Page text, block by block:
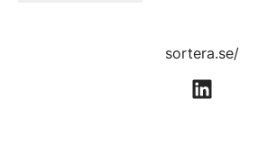
sortera.se/